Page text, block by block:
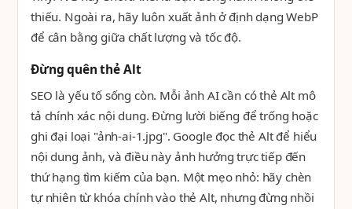
thiếu. Ngoài ra, hãy luôn xuất ảnh ở định dạng WebP
để cân bằng giữa chất lượng và tốc độ.
Đừng quên thẻ Alt
SEO là yếu tố sống còn. Mỗi ảnh AI cần có thẻ Alt mô
tả chính xác nội dung. Đừng lười biếng để trống hoặc
ghi đại loại "ảnh-ai-1.jpg". Google đọc thẻ Alt để hiểu
nội dung ảnh, và điều này ảnh hưởng trực tiếp đến
thứ hạng tìm kiếm của bạn. Một mẹo nhỏ: hãy chèn
tự nhiên từ khóa chính vào thẻ Alt, nhưng đừng nhồi